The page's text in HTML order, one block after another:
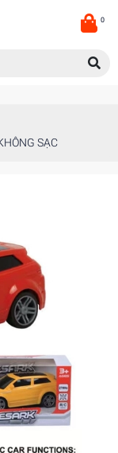
0
SẠC